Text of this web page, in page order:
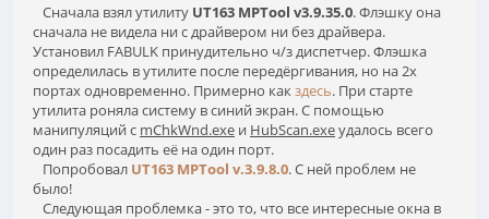
Сначала взял утилиту UT163 MPTool v3.9.35.0. Флэшку она
сначала не видела ни с драйвером ни без драйвера.
Установил FABULK принудительно ч/з диспетчер. Флэшка
определилась в утилите после передёргивания, но на 2х
портах одновременно. Примерно какздесь. При старте
утилита роняла систему в синий экран. С помощью
манипуляций с mChkWnd.exe и HubScan.exeудалось всего
один раз посадить её на один порт.
Попробовал UT163 MPTool v.3.9.8.0. С ней проблем не
было!
Следующая проблемка - это то, что все интересные окна в